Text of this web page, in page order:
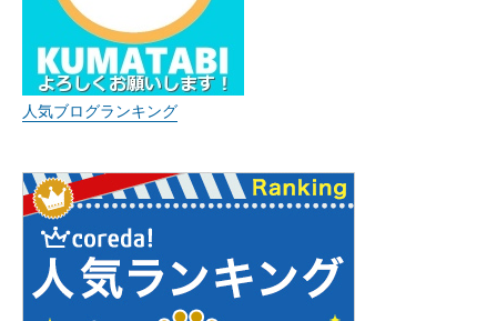
人気ブログランキング